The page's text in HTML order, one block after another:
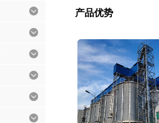
产品优势